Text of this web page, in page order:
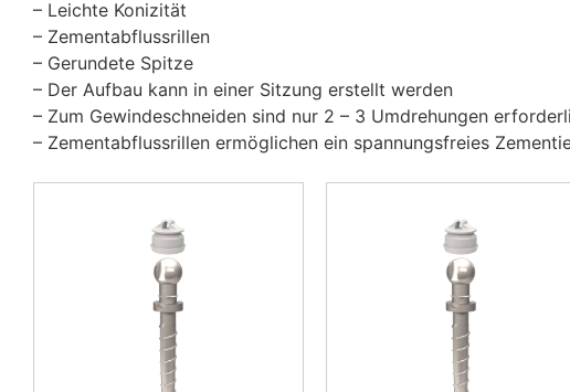
– Leichte Konizität
– Zementabflussrillen
– Gerundete Spitze
– Der Aufbau kann in einer Sitzung erstellt werden
– Zum Gewindeschneiden sind nur 2 – 3 Umdrehungen
– Zementabflussrillen ermöglichen ein spannungsfreies